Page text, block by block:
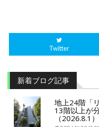
Twitter
新着ブログ記事
地上24階「
13階以上が
（2026.8.1）